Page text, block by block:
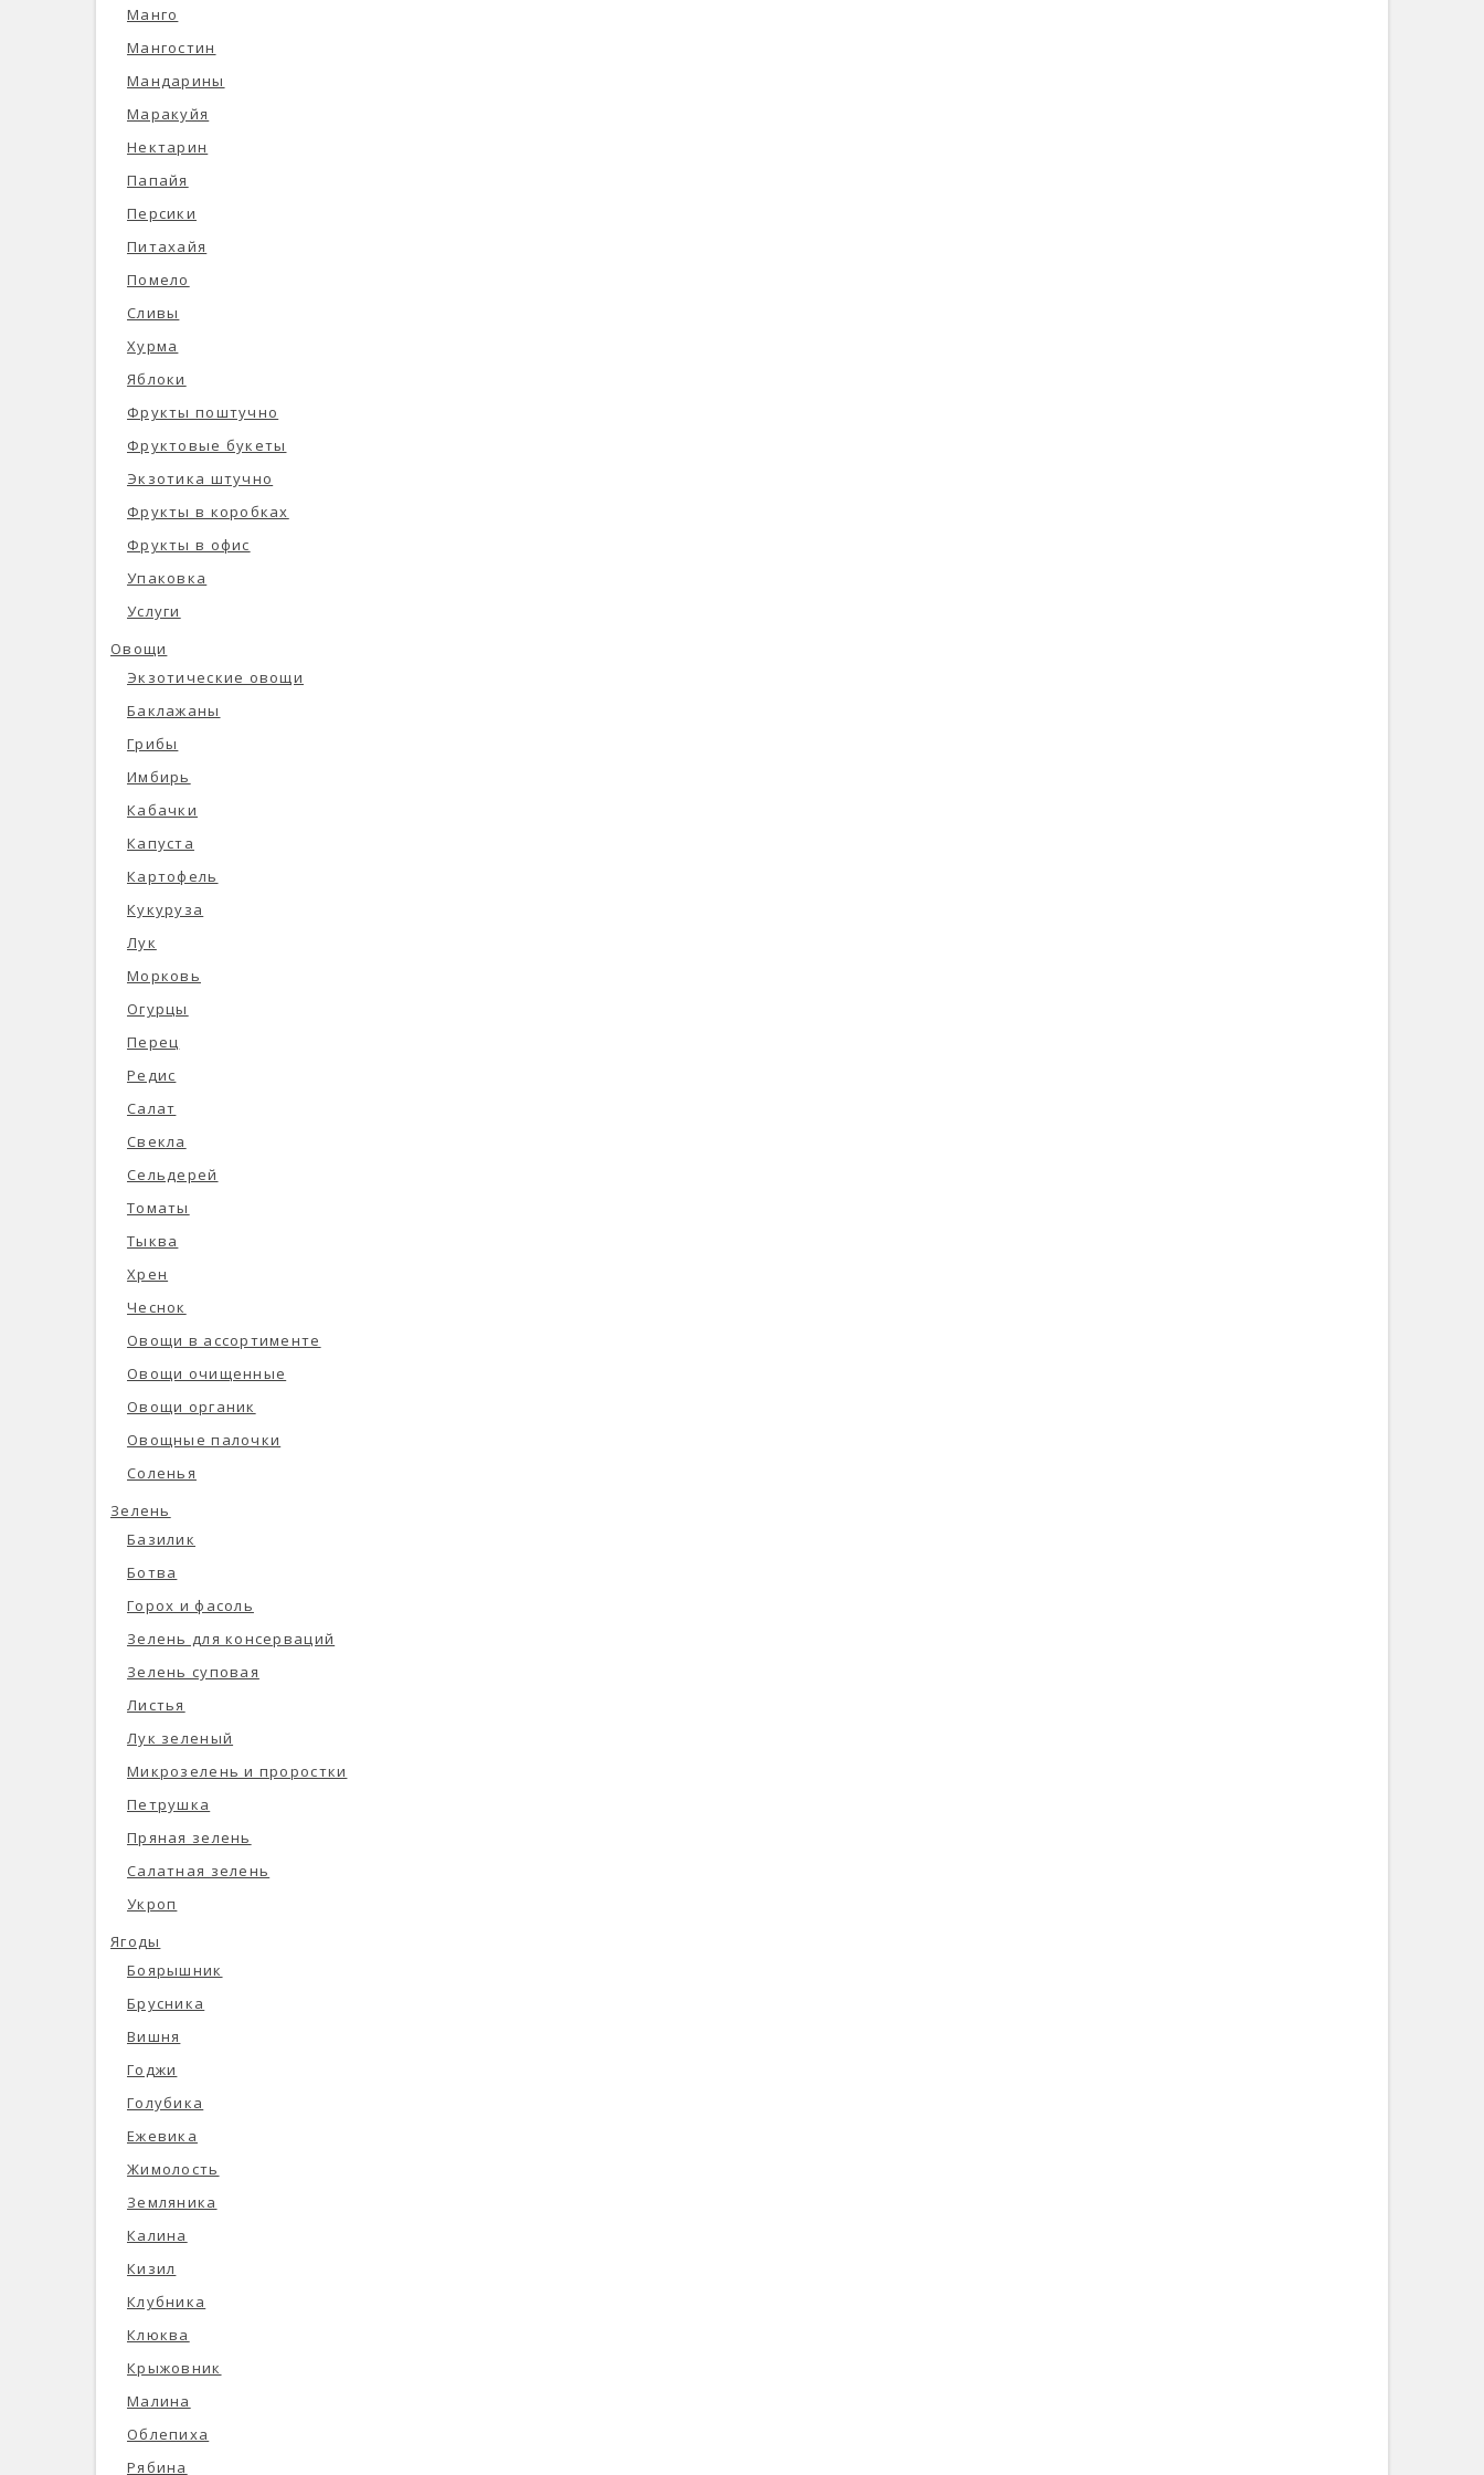
Манго
Мангостин
Мандарины
Маракуйя
Нектарин
Папайя
Персики
Питахайя
Помело
Сливы
Хурма
Яблоки
Фрукты поштучно
Фруктовые букеты
Экзотика штучно
Фрукты в коробках
Фрукты в офис
Упаковка
Услуги
Овощи
Экзотические овощи
Баклажаны
Грибы
Имбирь
Кабачки
Капуста
Картофель
Кукуруза
Лук
Морковь
Огурцы
Перец
Редис
Салат
Свекла
Сельдерей
Томаты
Тыква
Хрен
Чеснок
Овощи в ассортименте
Овощи очищенные
Овощи органик
Овощные палочки
Соленья
Зелень
Базилик
Ботва
Горох и фасоль
Зелень для консерваций
Зелень суповая
Листья
Лук зеленый
Микрозелень и проростки
Петрушка
Пряная зелень
Салатная зелень
Укроп
Ягоды
Боярышник
Брусника
Вишня
Годжи
Голубика
Ежевика
Жимолость
Земляника
Калина
Кизил
Клубника
Клюква
Крыжовник
Малина
Облепиха
Рябина